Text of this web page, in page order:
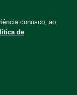
conosco, ao
de